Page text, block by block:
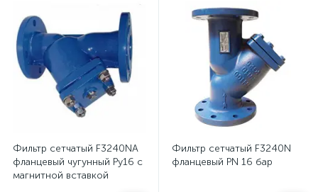
Фильтр сетчатый F3240NA
фланцевый чугунный Ру16 с
магнитной вставкой
Фильтр сетчатый F3240N
фланцевый PN 16 бар